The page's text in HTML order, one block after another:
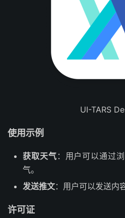
UI-TARS
使用示例
获取天气 ：用户可以通过
气。
发送推文：用户可以发送内
许可证